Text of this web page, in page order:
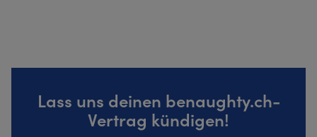
Lass uns deinen benaughty.ch-
Vertrag kündigen!